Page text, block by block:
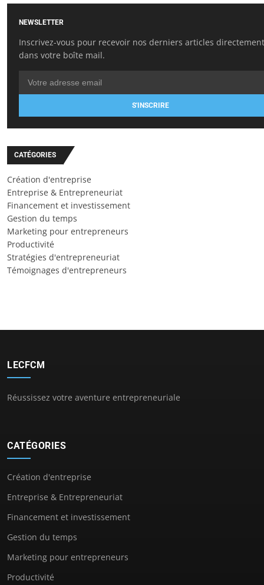
NEWSLETTER
Inscrivez-vous pour recevoir nos derniers articles directement
dans votre boîte mail.
S'INSCRIRE
CATÉGORIES
Création d'entreprise
Entreprise & Entrepreneuriat
Financement et investissement
Gestion du temps
Marketing pour entrepreneurs
Productivité
Stratégies d'entrepreneuriat
Témoignages d'entrepreneurs
LECFCM
Réussissez votre aventure entrepreneuriale
CATÉGORIES
Création d'entreprise
Entreprise & Entrepreneuriat
Financement et investissement
Gestion du temps
Marketing pour entrepreneurs
Productivité